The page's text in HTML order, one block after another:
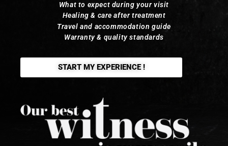
What to expect during your visit
Healing & care after treatment
Travel and accommodation guide
Warranty & quality standards
START MY EXPERIENCE !